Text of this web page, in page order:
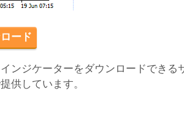
ード
ンジケーターをダウンロードできる
供しています。